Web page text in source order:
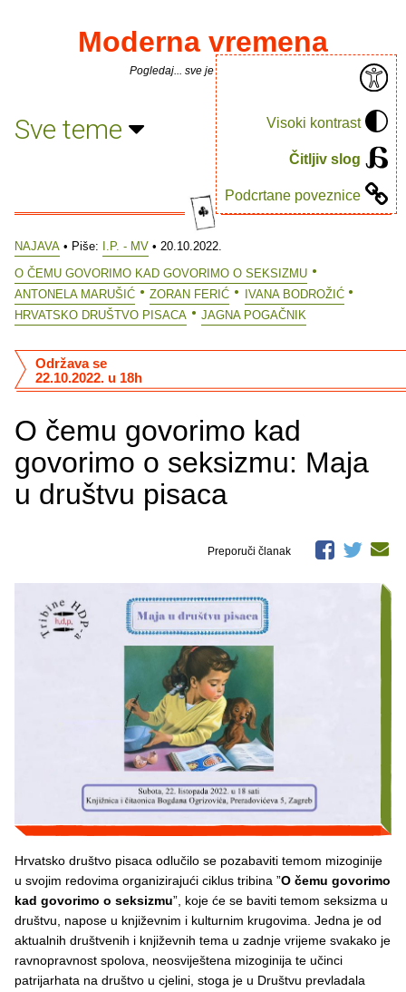
Visoki kontrast
Čitljiv slog
Podcrtane poveznice
Moderna vremena
Pogledaj... sve je puno knjiga.
Sve teme
NAJAVA • Piše: I.P. - MV • 20.10.2022.
O ČEMU GOVORIMO KAD GOVORIMO O SEKSIZMU
ANTONELA MARUŠIĆ
ZORAN FERIĆ
IVANA BODROŽIĆ
HRVATSKO DRUŠTVO PISACA
JAGNA POGAČNIK
O čemu govorimo kad
govorimo o seksizmu: Maja
u društvu pisaca
Održava se
22.10.2022. u 18h
Preporuči članak
Hrvatsko društvo pisaca odlučilo se pozabaviti temom mizoginije
u svojim redovima organizirajući ciklus tribina ”O čemu govorimo
kad govorimo o seksizmu”, koje će se baviti temom seksizma u
društvu, napose u književnim i kulturnim krugovima. Jedna je od
aktualnih društvenih i književnih tema u zadnje vrijeme svakako je
ravnopravnost spolova, neosviještena mizoginija te učinci
patrijarhata na društvo u cjelini, stoga je u Društvu prevladala